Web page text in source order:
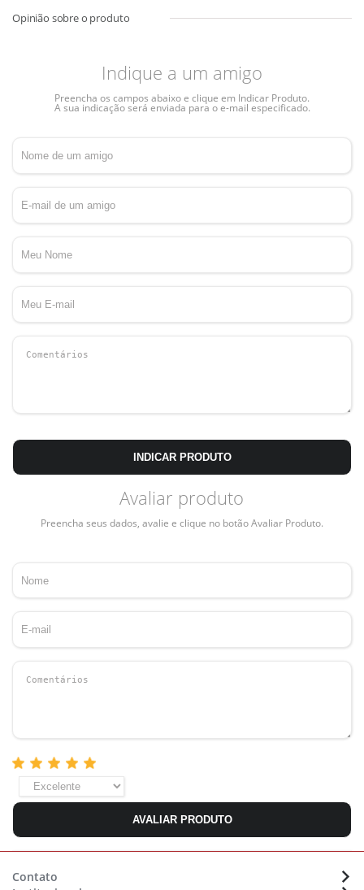
Indique a um amigo
Preencha os campos abaixo e clique em Indicar Produto.
A sua indicação será enviada para o e-mail especificado.
INDICAR PRODUTO
Avaliar produto
Preencha seus dados, avalie e clique no botão Avaliar Produto.
AVALIAR PRODUTO
Contato